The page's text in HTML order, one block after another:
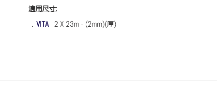
適用尺寸:
． VITA2 X 23m - (2mm)(厚)